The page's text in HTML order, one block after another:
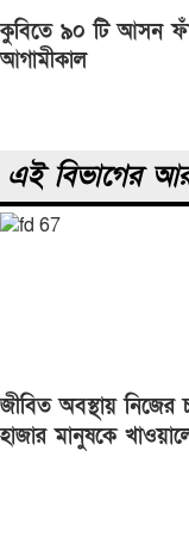
Post
navigation
কুবিতে ৯০ টি আসন
আগামীকাল
এই বিভাগের
জীবিত অবস্থায় নিজের
হাজার মানুষকে